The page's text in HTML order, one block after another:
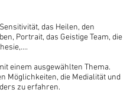
das Heilen, den
Portrait, das Geistige Team, die
einem ausgewählten Thema.
Möglichkeiten, die Medialität und
zu erfahren.